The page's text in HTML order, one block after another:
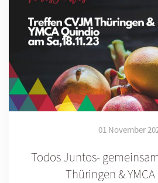
01 November
Todos Juntos-
Thüringen &